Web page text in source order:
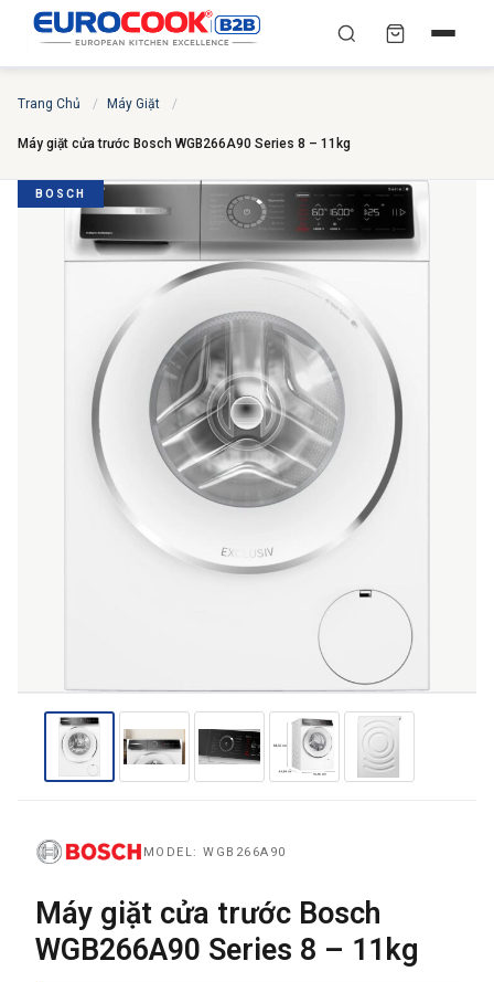
YÊU CẦU BÁO GIÁ TỐT
NHẤT
HỌ VÀ TÊN
THÀNH PHỐ
Trang Chủ / Máy Giặt /
Máy giặt cửa trước Bosch WGB266A90 Series 8 – 11kg
BOSCH
MODEL: WGB266A90
Máy giặt cửa trước Bosch
WGB266A90 Series 8 – 11kg